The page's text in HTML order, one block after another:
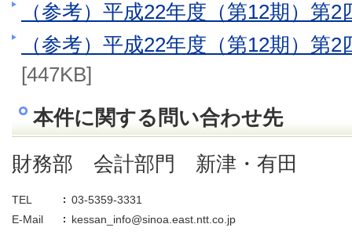
（参考）平成22年度（第12期）第
（参考）平成22年度（第12期）第
[447KB]
本件に関する問い合わせ先
財務部 会計部門 新津・有田
TEL
03-5359-3331
E-Mail
kessan_info@sinoa.east.ntt.co.jp